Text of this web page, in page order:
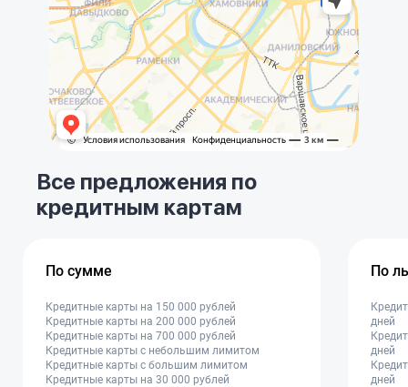
Все предложения по
кредитным картам
По сумме
Кредитные карты на 150 000 рублей
Кредитные карты на 200 000 рублей
Кредитные карты на 700 000 рублей
Кредитные карты с небольшим лимитом
Кредитные карты с большим лимитом
Кредитные карты на 30 000 рублей
По
дней
дней
дней